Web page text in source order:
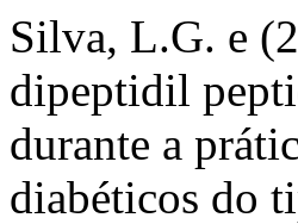
Silva, L.G. e
dipeptidil
durante a
diabéticos do